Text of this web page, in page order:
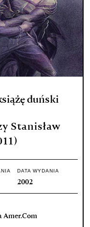
duński
Stanisław
DATA WYDANIA
2002
Amer.Com